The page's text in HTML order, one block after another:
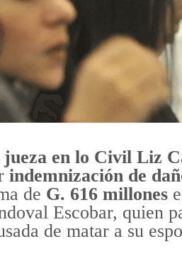
jueza en lo Civil Liz
indemnización de
de G. 616 millones
Escobar, quien
de matar a su